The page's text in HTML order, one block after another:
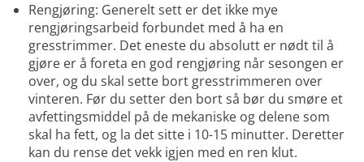
Rengjøring: Generelt sett er det ikke mye
rengjøringsarbeid forbundet med å ha en
gresstrimmer. Det eneste du absolutt er nødt til å
gjøre er å foreta en god rengjøring når sesongen er
over, og du skal sette bort gresstrimmeren over
vinteren. Før du setter den bort så bør du smøre et
avfettingsmiddel på de mekaniske og delene som
skal ha fett, og la det sitte i 10-15 minutter. Deretter
kan du rense det vekk igjen med en ren klut.